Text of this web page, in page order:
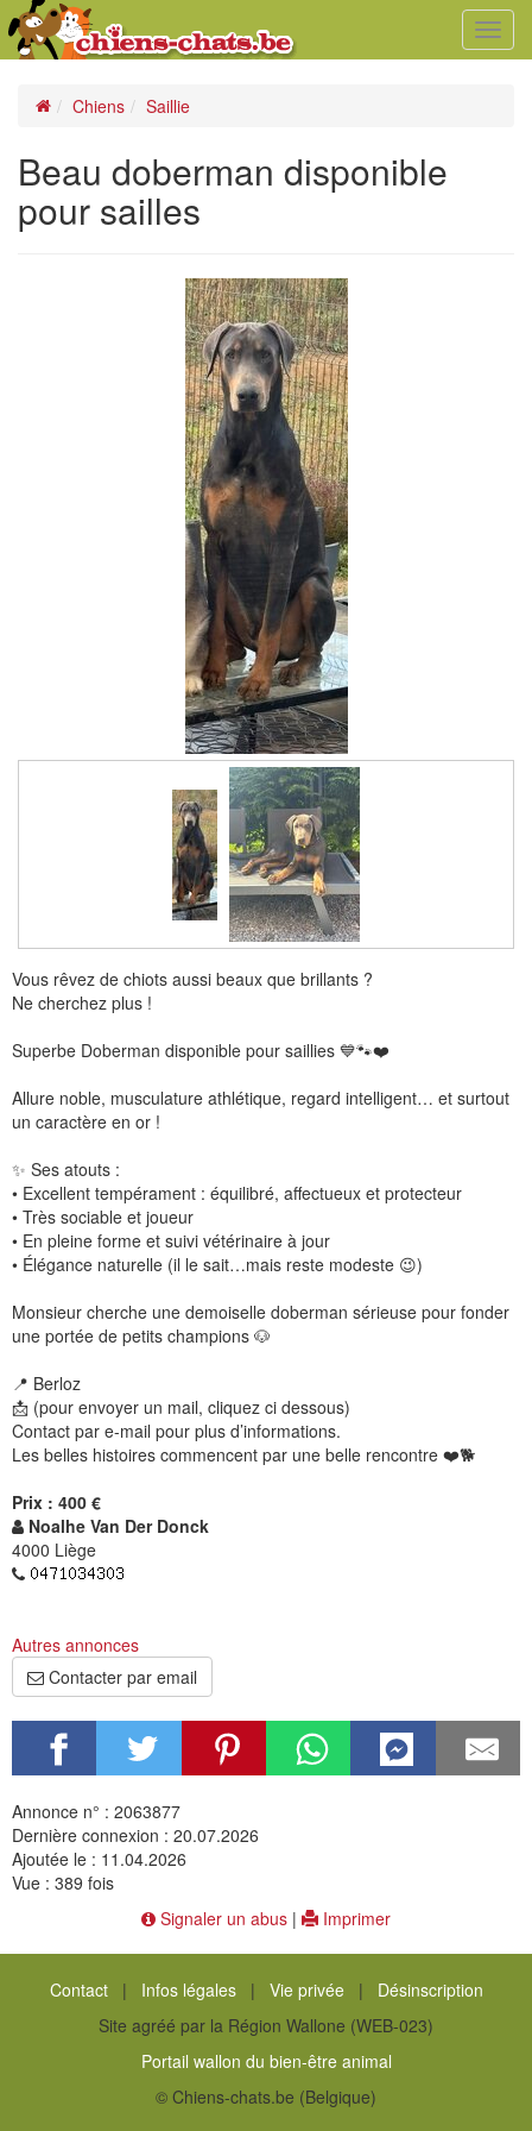
Chiens Saillie
Beau doberman disponible
pour sailles
Vous rêvez de chiots aussi beaux que brillants ?
Ne cherchez plus !
Superbe Doberman disponible pour saillies 💙🐾❤️
Allure noble, musculature athlétique, regard intelligent… et surtout
un caractère en or !
✨ Ses atouts :
• Excellent tempérament : équilibré, affectueux et protecteur
• Très sociable et joueur
• En pleine forme et suivi vétérinaire à jour
• Élégance naturelle (il le sait…mais reste modeste 😉)
Monsieur cherche une demoiselle doberman sérieuse pour fonder
une portée de petits champions 🐶
📍 Berloz
📩 (pour envoyer un mail, cliquez ci dessous)
Contact par e-mail pour plus d’informations.
Les belles histoires commencent par une belle rencontre ❤️🐕
Prix : 400 €
Noalhe Van Der Donck
4000 Liège
Autres annonces
Contacter par email
Annonce n° : 2063877
Dernière connexion : 20.07.2026
Ajoutée le : 11.04.2026
Vue : 389 fois
Signaler un abus | Imprimer
Contact| Infos légales| Vie privée| Désinscription
Site agréé par la Région Wallone (WEB-023)
Portail wallon du bien-être animal
© Chiens-chats.be (Belgique)